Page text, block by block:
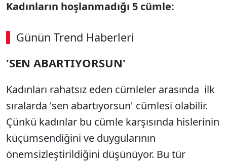
Kadınların hoşlanmadığı 5 cümle:
Günün Trend Haberleri
00:02 / 09:15
'SEN ABARTIYORSUN'
Kadınları rahatsız eden cümleler arasında ilk
sıralarda 'sen abartıyorsun' cümlesi olabilir.
Çünkü kadınlar bu cümle karşısında hislerinin
küçümsendiğini ve duygularının
önemsizleştirildiğini düşünüyor. Bu tür